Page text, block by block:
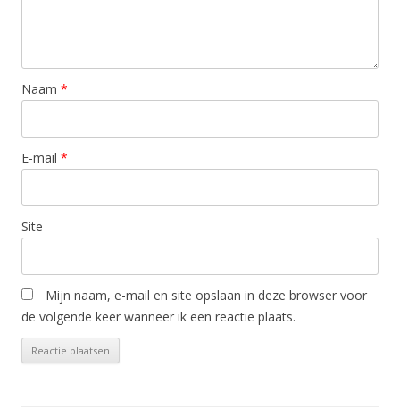
Naam *
E-mail *
Site
Mijn naam, e-mail en site opslaan in deze browser voor
de volgende keer wanneer ik een reactie plaats.